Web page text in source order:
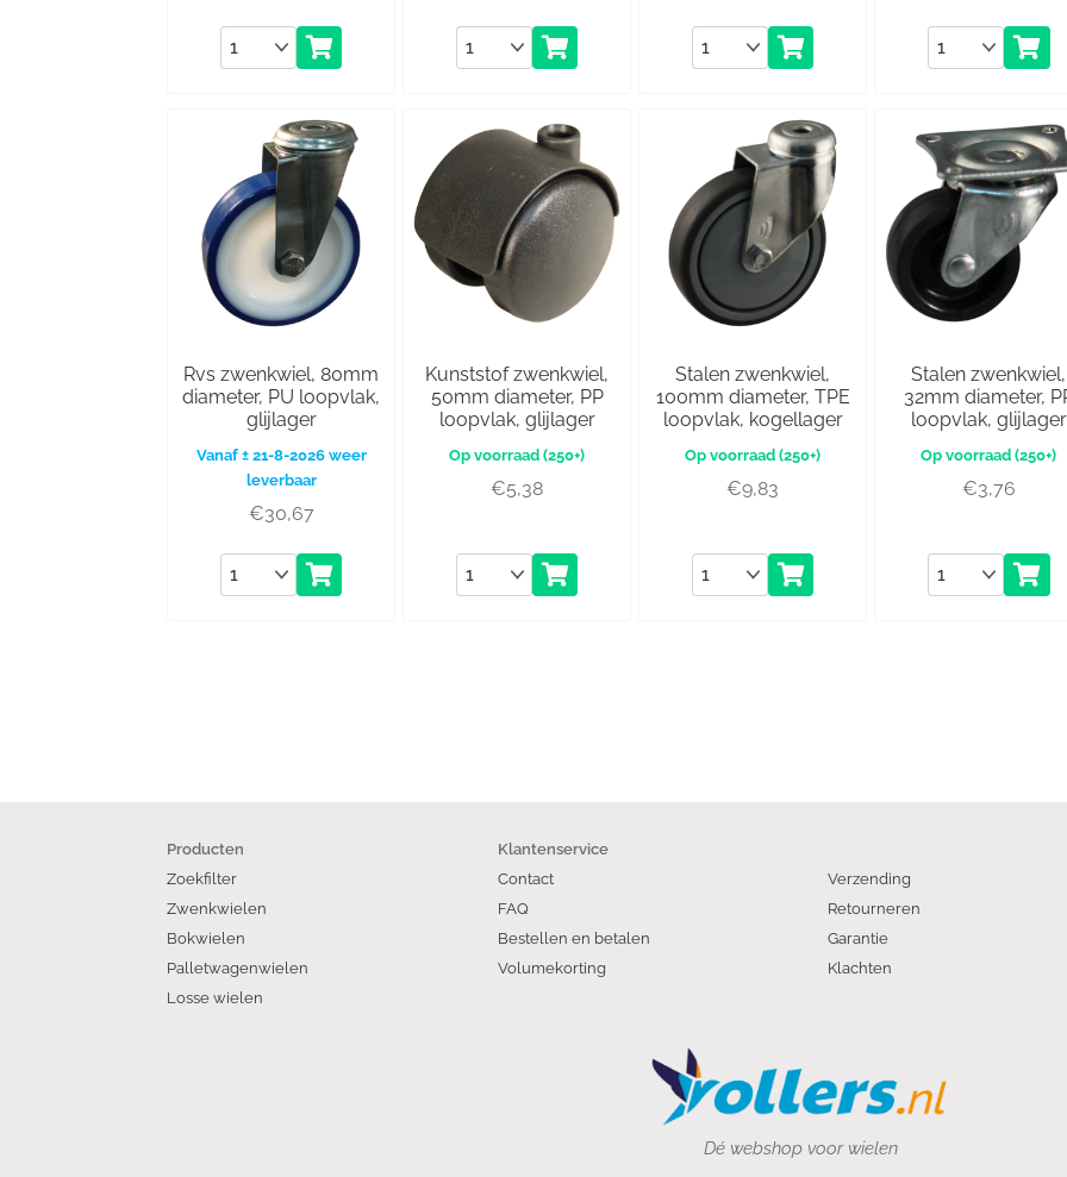
Aantal Aantal Aantal Aantal
Rvs zwenkwiel, 80mm
diameter, PU loopvlak,
glijlager
Vanaf ± 21-8-2026 weer
leverbaar
€30,67
Aantal
Kunststof zwenkwiel,
50mm diameter, PP
loopvlak, glijlager
(250+)
€5,38
Aantal
Stalen zwenkwiel,
100mm diameter, TPE
loopvlak, kogellager
(250+)
€9,83
Aantal
Stalen zwenkwiel,
32mm diameter,
loopvlak, glijlager
(250+)
€3,76
Aantal
Producten
Zoekfilter
Zwenkwielen
Bokwielen
Palletwagenwielen
Losse wielen
Klantenservice
Contact
FAQ
Bestellen en betalen
Volumekorting
Verzending
Retourneren
Garantie
Klachten
Dé webshop voor wielen